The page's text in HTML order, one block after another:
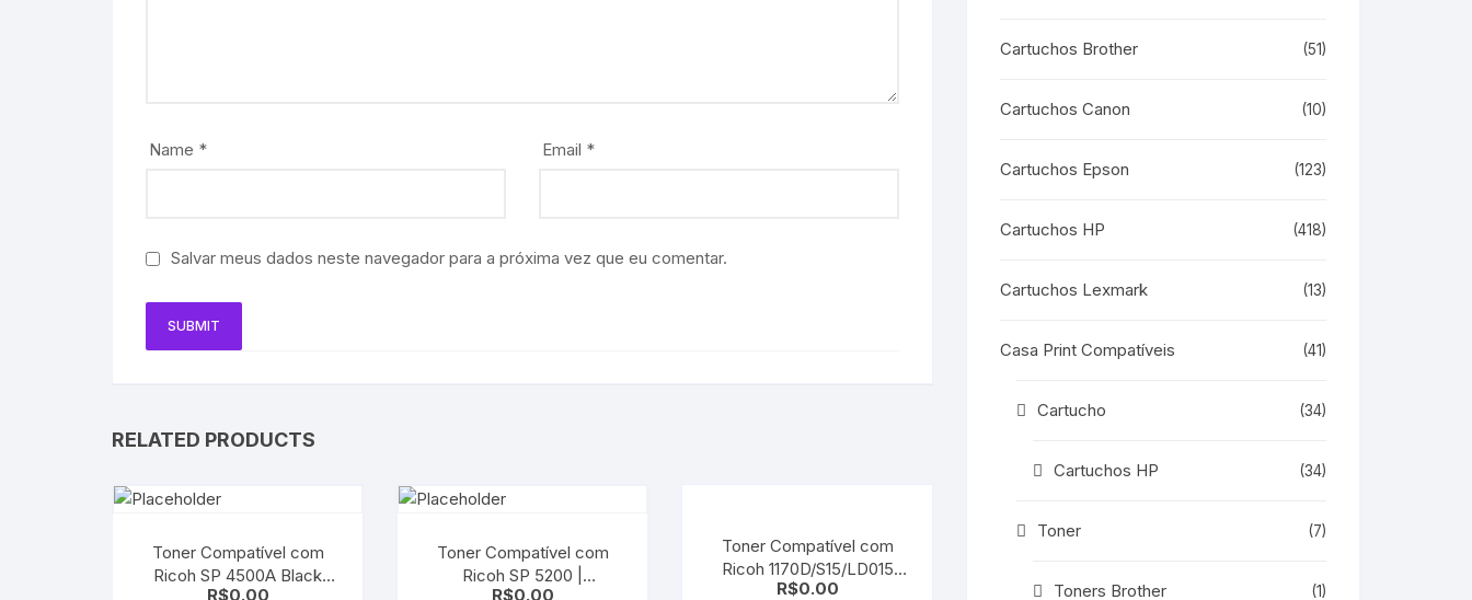
Name * Email *
Salvar meus dados neste navegador para a próxima vez que eu comentar.
RELATED PRODUCTS
Toner Compatível com
Ricoh SP 4500A Black
R$0.00
Toner Compatível com
Ricoh SP 5200 |
R$0.00
Toner Compatível com
Ricoh 1170D/S15/LD015
Black Ricoh
R$0.00
Cartuchos Brother (51)
Cartuchos Canon (10)
Cartuchos Epson (123)
Cartuchos HP (418)
Cartuchos Lexmark (13)
Casa Print Compatíveis (41)
Cartucho (34)
Cartuchos HP (34)
Toner (7)
Toners Brother (1)